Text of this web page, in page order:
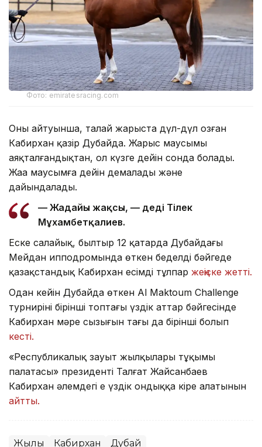
Фото: emiratesracing.com
Оның айтуынша, талай жарыста дүл-дүл озған
Кабирхан қазір Дубайда. Жарыс маусымы
аяқталғандықтан, ол күзге дейін сонда болады.
Жаңа маусымға дейін демалады және
дайындалады.
— Жағдайы жақсы, — деді Тілек
Мұхамбетқалиев.
Еске салайық, былтыр 12 қаңтарда Дубайдағы
Мейдан ипподромында өткен беделді бәйгеде
қазақстандық Кабирхан есімді тұлпар жеңіске жетті.
Одан кейін Дубайда өткен Al Maktoum Challenge
турнирінің бірінші топтағы үздік аттар бәйгесінде
Кабирхан мәре сызығын тағы да бірінші болып
кесті.
«Республикалық зауыт жылқылары тұқымы
палатасы» президенті Талғат Жайсанбаев
Кабирхан әлемдегі ең үздік ондыққа кіре алатынын
айтты.
Жылқы Кабирхан Дубай